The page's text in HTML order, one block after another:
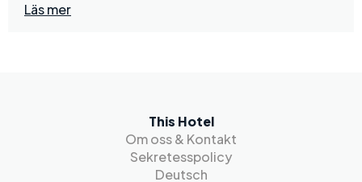
Läs mer
This Hotel
Om oss & Kontakt
Sekretesspolicy
Deutsch